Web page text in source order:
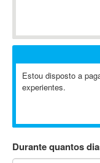
Ableton Push
Abstract
Abstract Window
Absynth
AC3
AccountMate
Estou disposto a
experientes.
Durante quantos